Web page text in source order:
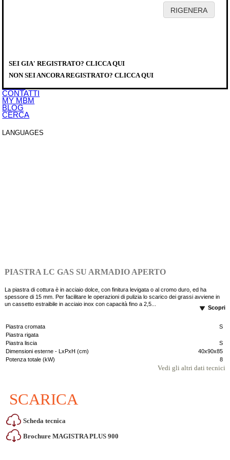
SERVICE
DOWNLOAD
EVENTI
NEWS
CONTATTI
MY MBM
BLOG
CERCA
LANGUAGES
SEI GIA' REGISTRATO? CLICCA QUI
NON SEI ANCORA REGISTRATO? CLICCA QUI
PRODOTTI >COTTURA MODULARE >MAGISTRA PLUS 900
MFTG94ALC
PIASTRA LC GAS SU ARMADIO APERTO
La piastra di cottura è in acciaio dolce, con finitura levigata o al cromo duro, ed ha
spessore di 15 mm. Per facilitare le operazioni di pulizia lo scarico dei grassi avviene in
un cassetto estraibile in acciaio inox con capacità fino a 2,5...
Scopri
Piastra cromata
S
Piastra rigata
Piastra liscia
S
Dimensioni esterne - LxPxH (cm)
40x90x85
Potenza totale (kW)
8
Vedi gli altri dati tecnici
SCARICA
Scheda tecnica
Brochure MAGISTRA PLUS 900